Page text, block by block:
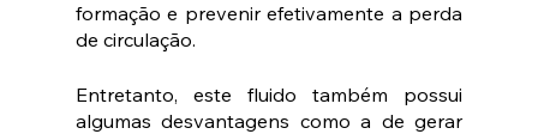
formação e prevenir efetivamente a perda
de circulação.
Entretanto, este fluido também possui
algumas desvantagens como a de gerar